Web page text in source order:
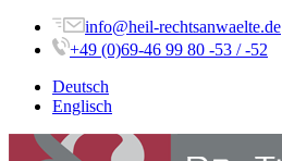
info@heil-rechtsanwaelte.de
+49 (0)69-46 99 80 -53 / -52
Deutsch
Englisch